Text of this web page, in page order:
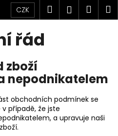
CZK Hledat
řád
zboží
nepodnikatelem
obchodních podmínek se
případě, že jste
a upravuje naši